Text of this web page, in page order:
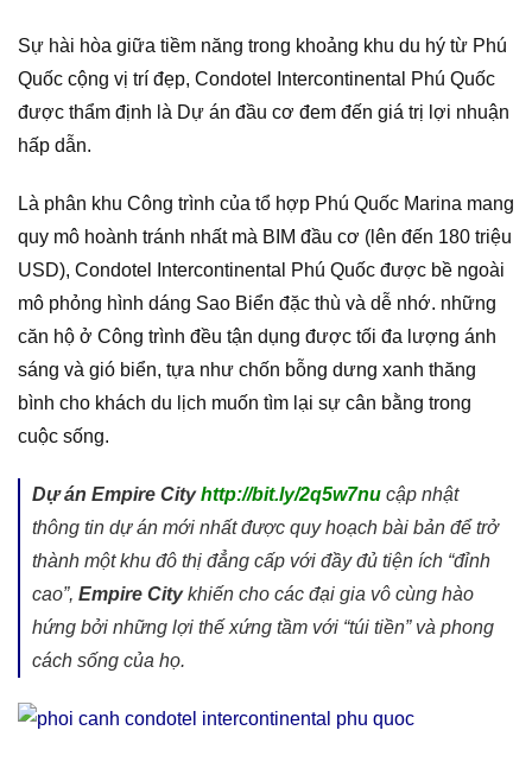
Sự hài hòa giữa tiềm năng trong khoảng khu du hý từ Phú
Quốc cộng vị trí đẹp, Condotel Intercontinental Phú Quốc
được thẩm định là Dự án đầu cơ đem đến giá trị lợi nhuận
hấp dẫn.
Là phân khu Công trình của tổ hợp Phú Quốc Marina mang
quy mô hoành tránh nhất mà BIM đầu cơ (lên đến 180 triệu
USD), Condotel Intercontinental Phú Quốc được bề ngoài
mô phỏng hình dáng Sao Biển đặc thù và dễ nhớ. những
căn hộ ở Công trình đều tận dụng được tối đa lượng ánh
sáng và gió biển, tựa như chốn bỗng dưng xanh thăng
bình cho khách du lịch muốn tìm lại sự cân bằng trong
cuộc sống.
Dự án Empire Cityhttp://bit.ly/2q5w7nu cập nhật
thông tin dự án mới nhất được quy hoạch bài bản để trở
thành một khu đô thị đẳng cấp với đầy đủ tiện ích “đỉnh
cao”, Empire Citykhiến cho các đại gia vô cùng hào
hứng bởi những lợi thế xứng tầm với “túi tiền” và phong
cách sống của họ.